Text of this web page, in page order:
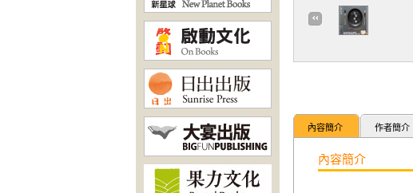
內容簡介 作者簡介
內容簡介